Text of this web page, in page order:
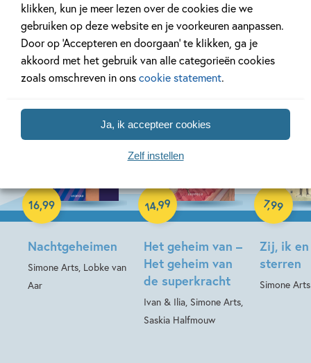
klikken, kun je meer lezen over de cookies die we
gebruiken op deze website en je voorkeuren aanpassen.
Door op ‘Accepteren en doorgaan’ te klikken, ga je
akkoord met het gebruik van alle categorieën cookies
zoals omschreven in onscookie statement.
Ja, ik accepteer cookies
Zelf instellen
Meer van deze auteur
Nachtgeheimen
Simone Arts, Lobke van
Aar
16,99
Het geheim van –
Het geheim van
de superkracht
Ivan & Ilia, Simone Arts,
Saskia Halfmouw
14,99
Hardcover
Zij, ik
sterren
Simone Arts
7,99